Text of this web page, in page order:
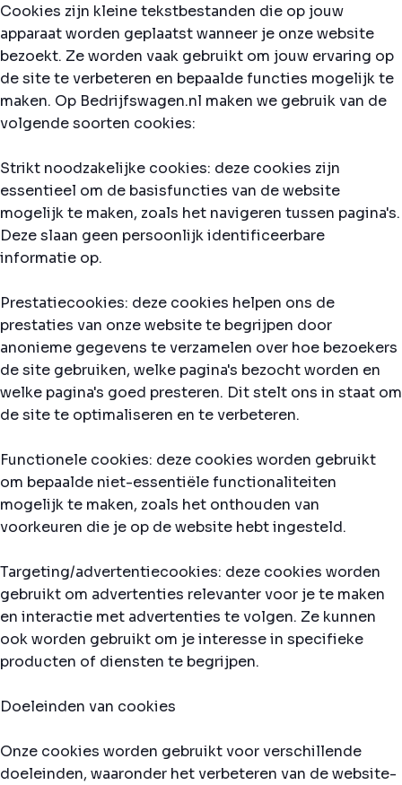
Cookies zijn kleine tekstbestanden die op jouw
apparaat worden geplaatst wanneer je onze website
bezoekt. Ze worden vaak gebruikt om jouw ervaring op
de site te verbeteren en bepaalde functies mogelijk te
maken. Op Bedrijfswagen.nl maken we gebruik van de
volgende soorten cookies:
Strikt noodzakelijke cookies: deze cookies zijn
essentieel om de basisfuncties van de website
mogelijk te maken, zoals het navigeren tussen pagina's.
Deze slaan geen persoonlijk identificeerbare
informatie op.
Prestatiecookies: deze cookies helpen ons de
prestaties van onze website te begrijpen door
anonieme gegevens te verzamelen over hoe bezoekers
de site gebruiken, welke pagina's bezocht worden en
welke pagina's goed presteren. Dit stelt ons in staat om
de site te optimaliseren en te verbeteren.
Functionele cookies: deze cookies worden gebruikt
om bepaalde niet-essentiële functionaliteiten
mogelijk te maken, zoals het onthouden van
voorkeuren die je op de website hebt ingesteld.
Targeting/advertentiecookies: deze cookies worden
gebruikt om advertenties relevanter voor je te maken
en interactie met advertenties te volgen. Ze kunnen
ook worden gebruikt om je interesse in specifieke
producten of diensten te begrijpen.
Doeleinden van cookies
Onze cookies worden gebruikt voor verschillende
doeleinden, waaronder het verbeteren van de website-